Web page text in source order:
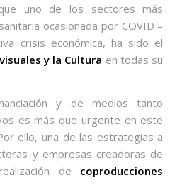
uno de los sectores más
ocasionada por COVID –
crisis económica, ha sido el
y la Cultura en todas su
y de medios tanto
es más que urgente en este
ello, una de las estrategias a
y empresas creadoras de
de coproducciones